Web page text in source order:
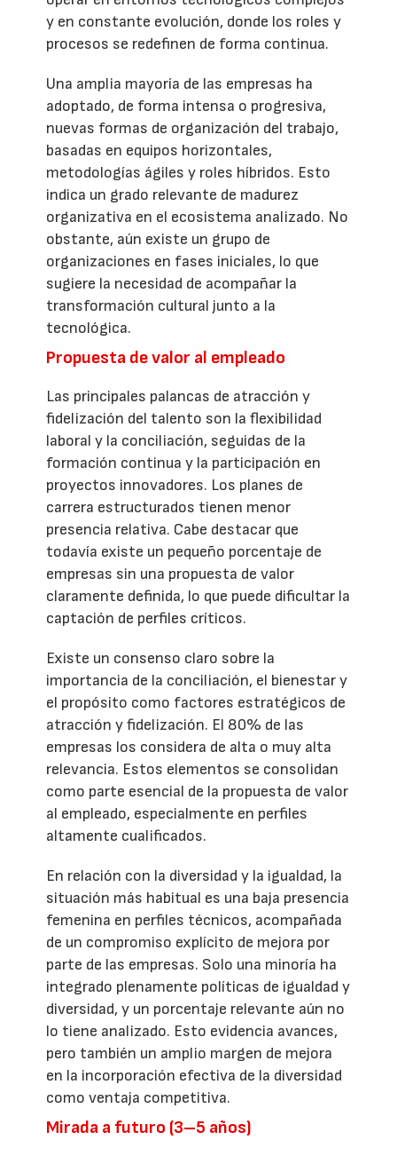
y en constante evolución, donde los roles y
procesos se redefinen de forma continua.
Una amplia mayoría de las empresas ha
adoptado, de forma intensa o progresiva,
nuevas formas de organización del trabajo,
basadas en equipos horizontales,
metodologías ágiles y roles híbridos. Esto
indica un grado relevante de madurez
organizativa en el ecosistema analizado. No
obstante, aún existe un grupo de
organizaciones en fases iniciales, lo que
sugiere la necesidad de acompañar la
transformación cultural junto a la
tecnológica.
Propuesta de valor al empleado
Las principales palancas de atracción y
fidelización del talento son la flexibilidad
laboral y la conciliación, seguidas de la
formación continua y la participación en
proyectos innovadores. Los planes de
carrera estructurados tienen menor
presencia relativa. Cabe destacar que
todavía existe un pequeño porcentaje de
empresas sin una propuesta de valor
claramente definida, lo que puede dificultar la
captación de perfiles críticos.
Existe un consenso claro sobre la
importancia de la conciliación, el bienestar y
el propósito como factores estratégicos de
atracción y fidelización. El 80% de las
empresas los considera de alta o muy alta
relevancia. Estos elementos se consolidan
como parte esencial de la propuesta de valor
al empleado, especialmente en perfiles
altamente cualificados.
En relación con la diversidad y la igualdad, la
situación más habitual es una baja presencia
femenina en perfiles técnicos, acompañada
de un compromiso explícito de mejora por
parte de las empresas. Solo una minoría ha
integrado plenamente políticas de igualdad y
diversidad, y un porcentaje relevante aún no
lo tiene analizado. Esto evidencia avances,
pero también un amplio margen de mejora
en la incorporación efectiva de la diversidad
como ventaja competitiva.
Mirada a futuro (3–5 años)